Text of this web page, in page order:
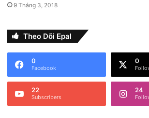
9 Tháng 3, 2018
Theo Dõi Epal
0
Facebook
0
22
Subscribers
24